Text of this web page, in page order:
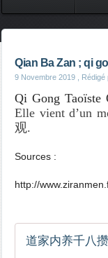
Qian Ba Zan ; qi
9 Novembre 2019 ,
Qi Gong Taoïste
Elle vient d’un
观.
Sources :
http://
道家内养千八